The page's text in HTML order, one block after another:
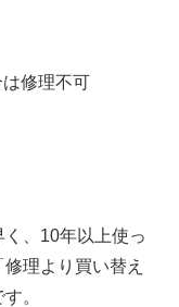
修理不可
、10年以上使っ
理より買い替え
。